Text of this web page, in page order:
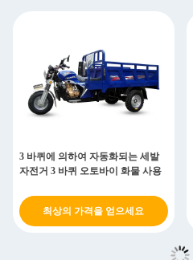
3 바퀴에 의하여 자동화되는 세발
자전거 3 바퀴 오토바이 화물 사용
최상의 가격을 얻으세요